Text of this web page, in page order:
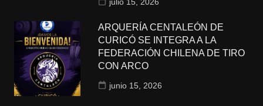
ARQUERÍA CENTALEÓN DE
CURICÓ SE INTEGRA A LA
FEDERACIÓN CHILENA DE TIRO
CON ARCO
junio 15, 2026